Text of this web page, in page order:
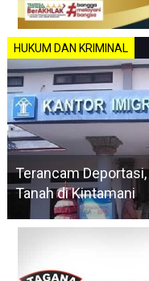
HUKUM DAN KRIMINAL
Terancam
Tanah di Kintamani